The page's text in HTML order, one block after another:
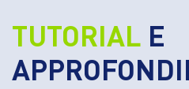
TUTORIAL E